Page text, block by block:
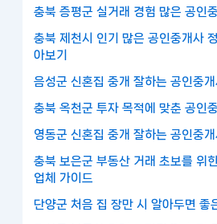
충북 증평군 실거래 경험 많은 공인
충북 제천시 인기 많은 공인중개사
아보기
음성군 신혼집 중개 잘하는 공인중
충북 옥천군 투자 목적에 맞춘 공인
영동군 신혼집 중개 잘하는 공인중
충북 보은군 부동산 거래 초보를 위
업체 가이드
단양군 처음 집 장만 시 알아두면 좋